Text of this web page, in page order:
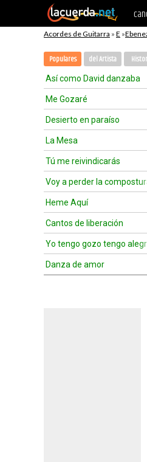
Acordes de Guitarra » E »
Populares del Artista
Así como David danzaba
Me Gozaré
Desierto en paraíso
La Mesa
Tú me reivindicarás
Voy a perder la
Heme Aquí
Cantos de liberación
Yo tengo gozo tengo
Danza de amor